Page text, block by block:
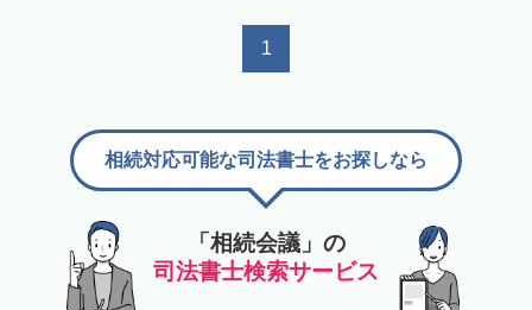
1
「相続会議」の
司法書士検索サービス
相続対応可能な司法書士をお探しなら